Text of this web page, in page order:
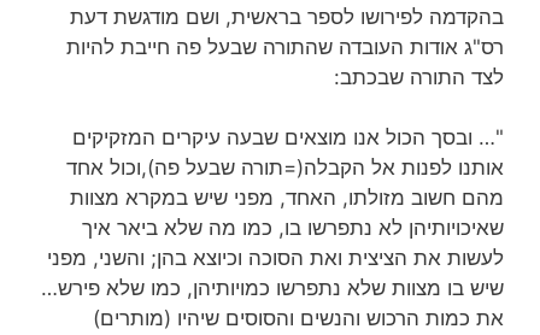
בהקדמה לפירושו לספר בראשית, ושם מודגשת דעת
רס"ג אודות העובדה שהתורה שבעל פה חייבת להיות
לצד התורה שבכתב:
"… ובסך הכול אנו מוצאים שבעה עיקרים המזקיקים
אותנו לפנות אל הקבלה(=תורה שבעל פה),וכול אחד
מהם חשוב מזולתו, האחד, מפני שיש במקרא מצוות
שאיכויותיהן לא נתפרשו בו, כמו מה שלא ביאר איך
לעשות את הציצית ואת הסוכה וכיוצא בהן; והשני, מפני
שיש בו מצוות שלא נתפרשו כמויותיהן, כמו שלא פירש…
את כמות הרכוש והנשים והסוסים שיהיו (מותרים)